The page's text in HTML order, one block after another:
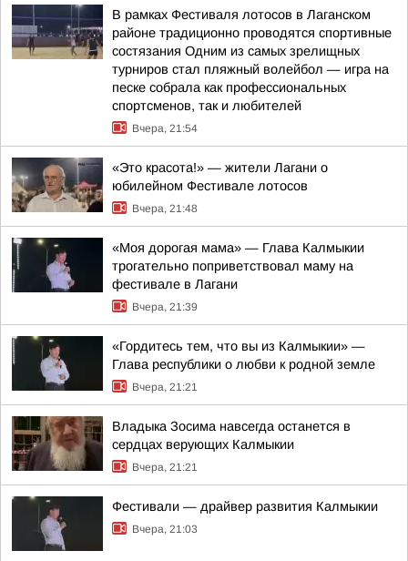
В рамках Фестиваля лотосов в Лаганском
районе традиционно проводятся спортивные
состязания Одним из самых зрелищных
турниров стал пляжный волейбол — игра на
песке собрала как профессиональных
спортсменов, так и любителей
Вчера, 21:54
«Это красота!» — жители Лагани о
юбилейном Фестивале лотосов
Вчера, 21:48
«Моя дорогая мама» — Глава Калмыкии
трогательно поприветствовал маму на
фестивале в Лагани
Вчера, 21:39
«Гордитесь тем, что вы из Калмыкии» —
Глава республики о любви к родной земле
Вчера, 21:21
Владыка Зосима навсегда останется в
сердцах верующих Калмыкии
Вчера, 21:21
Фестивали — драйвер развития Калмыкии
Вчера, 21:03